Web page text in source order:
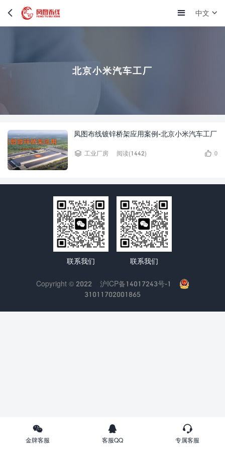
中文
北京小米汽车工厂
凤图布线镀锌桥架应用案例-北京小米汽车工厂
工业厂房 阅读(1442) 0
金牌客服 客服QQ 专属客服
联系我们 联系我们
Copyright © 2022
沪ICP备14017243号-1
31011702001865